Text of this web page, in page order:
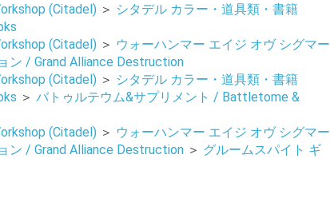
(Citadel) ＞ シタデル カラー・道具類・書籍
(Citadel) ＞ ウォーハンマー エイジ オヴ シグマー
ン / Grand Alliance Destruction
(Citadel) ＞ シタデル カラー・道具類・書籍
＞ バトゥルテウム&サプリメント / Battletome &
(Citadel) ＞ ウォーハンマー エイジ オヴ シグマー
ン / Grand Alliance Destruction ＞ グルームスパイト ギ